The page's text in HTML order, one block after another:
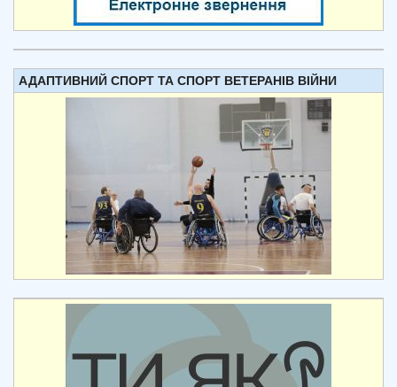
АДАПТИВНИЙ СПОРТ ТА СПОРТ ВЕТЕРАНІВ ВІЙНИ